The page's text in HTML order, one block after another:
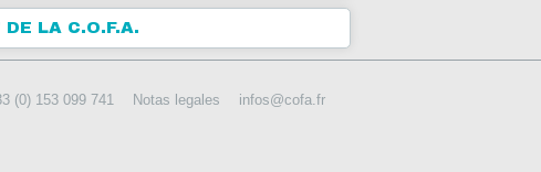
LA C.O.F.A.
(0) 153 099 741 Notas legales infos@cofa.fr